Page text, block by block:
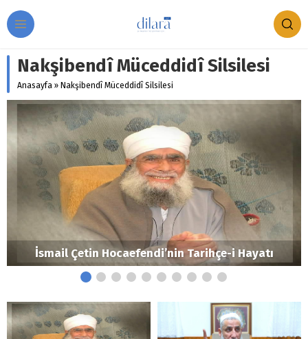
Nakşibendî Müceddidî Silsilesi
Anasayfa » Nakşibendî Müceddidî Silsilesi
İsmail Çetin Hocaefendi’nin Tarihçe-i Hayatı